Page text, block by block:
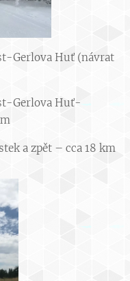
Gerlova Huť (návrat
Gerlova Huť-
a zpět – cca 18 km